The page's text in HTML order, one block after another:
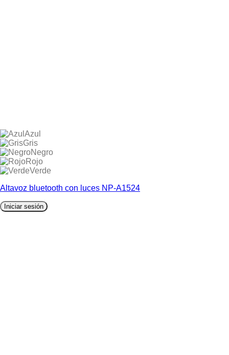
Azul
Gris
Negro
Rojo
Verde
Altavoz bluetooth con luces NP-A1524
Iniciar sesión